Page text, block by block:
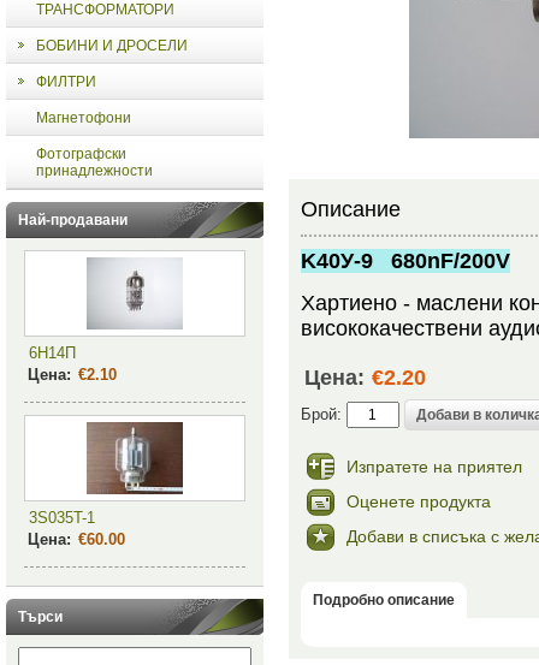
ТРАНСФОРМАТОРИ
БОБИНИ И ДРОСЕЛИ
ФИЛТРИ
Магнетофони
Фотографски
принадлежности
Най-продавани
6Н14П
Цена: €2.10
3S035T-1
Цена: €60.00
Търси
Описание
K40У-9 680nF/200V
Хартиено - маслени
висококачествени
Цена: €2.20
Брой:
Изпратете на приятел
Оценете продукта
Добави в списъка с
Подробно описание